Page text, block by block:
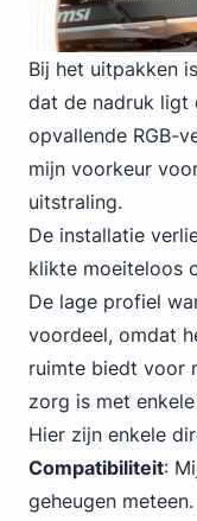
Bij het uitpakken
dat de nadruk ligt
opvallende RGB-
mijn voorkeur
uitstraling.
De installatie
klikte moeiteloos
De lage profiel
voordeel, omdat
ruimte biedt voor
zorg is met
Hier zijn enkele
Compatibiliteit:
geheugen